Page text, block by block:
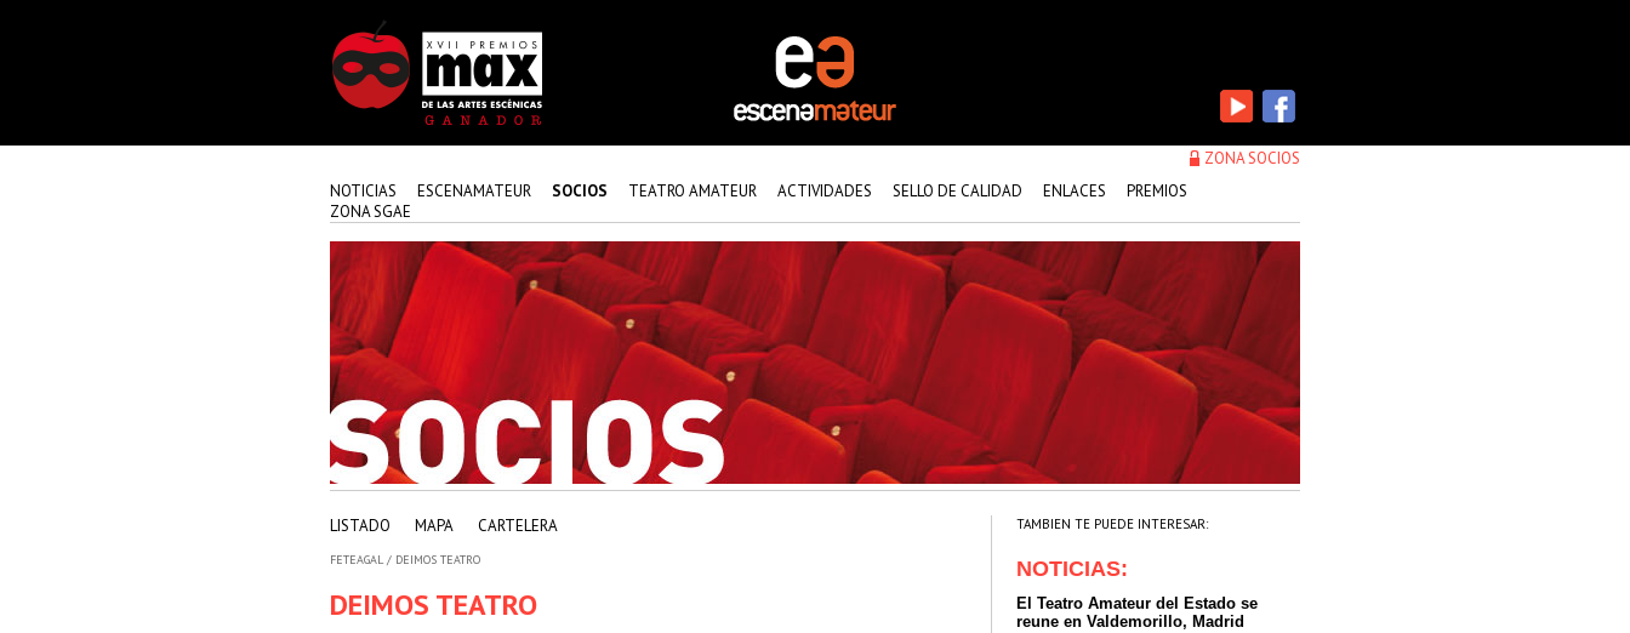
ZONA SOCIOS
NOTICIAS
ESCENAMATEUR SOCIOS TEATRO AMATEUR ACTIVIDADES SELLO DE CALIDAD ENLACES
PREMIOS
ZONA SGAE
TAMBIEN TE PUEDE INTERESAR:
NOTICIAS:
El Teatro Amateur del Estado se
reune en Valdemorillo, Madrid
LISTADO MAPA CARTELERA
FETEAGAL/ DEIMOS TEATRO
DEIMOS TEATRO